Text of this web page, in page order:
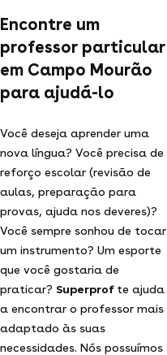
Encontre um
professor particular
em Campo Mourão
para ajudá-lo
Você deseja aprender uma
nova língua? Você precisa de
reforço escolar (revisão de
aulas, preparação para
provas, ajuda nos deveres)?
Você sempre sonhou de tocar
um instrumento? Um esporte
que você gostaria de
praticar? Superprof te ajuda
a encontrar o professor mais
adaptado às suas
necessidades. Nós possuímos